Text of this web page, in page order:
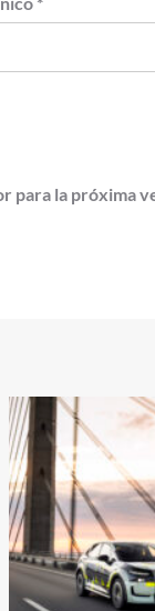
para la próxima